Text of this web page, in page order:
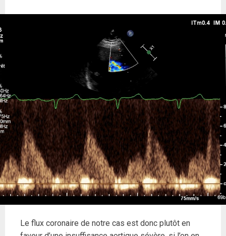
Le flux coronaire de notre cas est donc plutôt en